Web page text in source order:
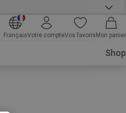
FrançaisVotre compteVos favoris Mon panier
Shop